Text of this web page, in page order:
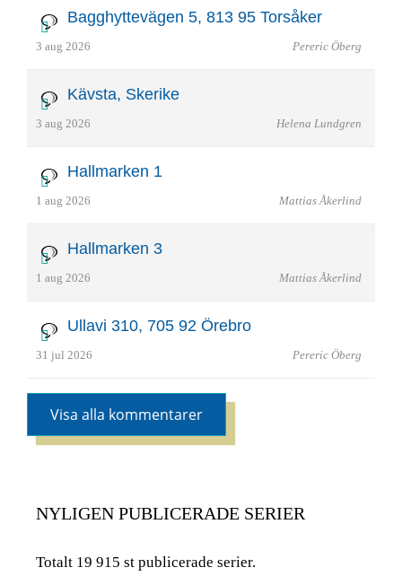
Bagghyttevägen 5, 813 95 Torsåker
3 aug 2026 Pereric Öberg
Kävsta, Skerike
3 aug 2026 Helena Lundgren
Hallmarken 1
1 aug 2026 Mattias Åkerlind
Hallmarken 3
1 aug 2026 Mattias Åkerlind
Ullavi 310, 705 92 Örebro
31 jul 2026 Pereric Öberg
Visa alla kommentarer
NYLIGEN PUBLICERADE SERIER
Totalt 19 915 st publicerade serier.